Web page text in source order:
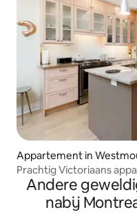
Appartement in
Prachtig Victoriaans
Andere
nabij